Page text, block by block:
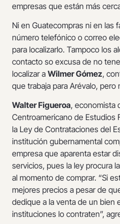
empresas que están más
Ni en Guatecompras ni en las
número telefónico o correo
para localizarlo. Tampoco los
contacto so excusa de no
localizar a Wilmer Gómez,
que trabaja para Arévalo, pero
Walter Figueroa, economista
Centroamericano de Estudios
la Ley de Contrataciones del
institución gubernamental
empresa que aparenta estar
servicios, pues la ley procura
al momento de comprar. “Si
mejores precios a pesar de
dedique a la venta de un bien
instituciones lo contraten”,